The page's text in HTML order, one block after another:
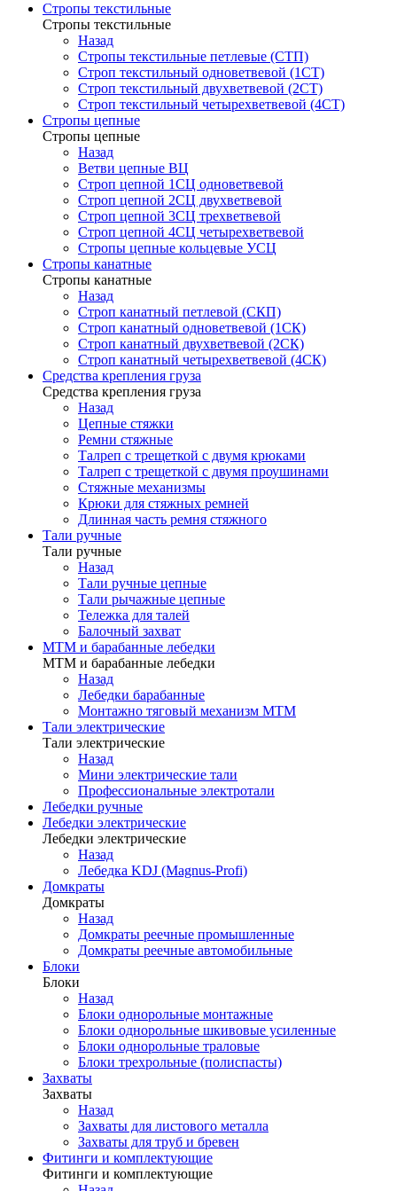
Стропы текстильные
Стропы текстильные
Назад
Стропы текстильные петлевые (СТП)
Строп текстильный одноветвевой (1СТ)
Строп текстильный двухветвевой (2СТ)
Строп текстильный четырехветвевой (4СТ)
Стропы цепные
Стропы цепные
Назад
Ветви цепные ВЦ
Строп цепной 1СЦ одноветвевой
Строп цепной 2СЦ двухветвевой
Строп цепной 3СЦ трехветвевой
Строп цепной 4СЦ четырехветвевой
Стропы цепные кольцевые УСЦ
Стропы канатные
Стропы канатные
Назад
Строп канатный петлевой (СКП)
Строп канатный одноветвевой (1СК)
Строп канатный двухветвевой (2СК)
Строп канатный четырехветвевой (4СК)
Средства крепления груза
Средства крепления груза
Назад
Цепные стяжки
Ремни стяжные
Талреп с трещеткой с двумя крюками
Талреп с трещеткой с двумя проушинами
Стяжные механизмы
Крюки для стяжных ремней
Длинная часть ремня стяжного
Тали ручные
Тали ручные
Назад
Тали ручные цепные
Тали рычажные цепные
Тележка для талей
Балочный захват
МТМ и барабанные лебедки
МТМ и барабанные лебедки
Назад
Лебедки барабанные
Монтажно тяговый механизм МТМ
Тали электрические
Тали электрические
Назад
Мини электрические тали
Профессиональные электротали
Лебедки ручные
Лебедки электрические
Лебедки электрические
Назад
Лебедка KDJ (Magnus-Profi)
Домкраты
Домкраты
Назад
Домкраты реечные промышленные
Домкраты реечные автомобильные
Блоки
Блоки
Назад
Блоки однорольные монтажные
Блоки однорольные шкивовые усиленные
Блоки однорольные траловые
Блоки трехрольные (полиспасты)
Захваты
Захваты
Назад
Захваты для листового металла
Захваты для труб и бревен
Фитинги и комплектующие
Фитинги и комплектующие